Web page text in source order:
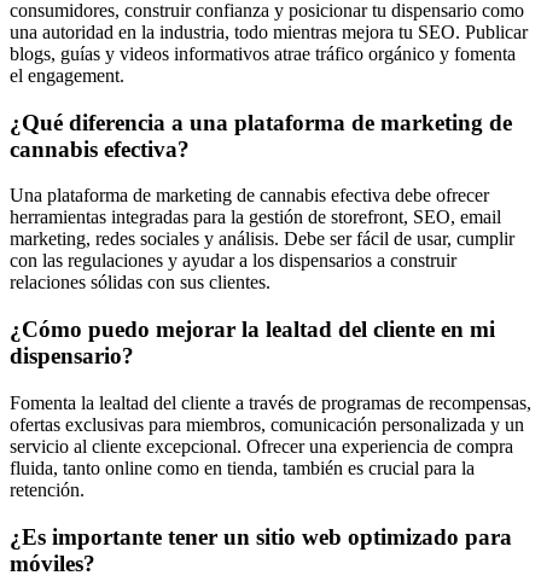
consumidores, construir confianza y posicionar tu dispensario como
una autoridad en la industria, todo mientras mejora tu SEO. Publicar
blogs, guías y videos informativos atrae tráfico orgánico y fomenta
el engagement.
¿Qué diferencia a una plataforma de marketing de
cannabis efectiva?
Una plataforma de marketing de cannabis efectiva debe ofrecer
herramientas integradas para la gestión de storefront, SEO, email
marketing, redes sociales y análisis. Debe ser fácil de usar, cumplir
con las regulaciones y ayudar a los dispensarios a construir
relaciones sólidas con sus clientes.
¿Cómo puedo mejorar la lealtad del cliente en mi
dispensario?
Fomenta la lealtad del cliente a través de programas de recompensas,
ofertas exclusivas para miembros, comunicación personalizada y un
servicio al cliente excepcional. Ofrecer una experiencia de compra
fluida, tanto online como en tienda, también es crucial para la
retención.
¿Es importante tener un sitio web optimizado para
móviles?